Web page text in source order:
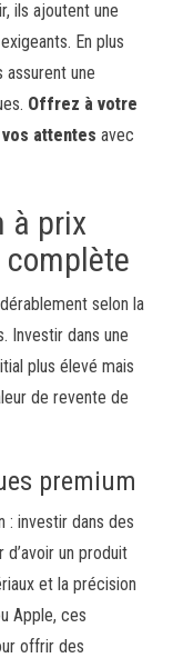
ils ajoutent une
En plus
une
Offrez à votre
attentes avec
à prix
selon la
Investir dans une
plus élevé mais
de revente de
premium
: investir dans des
d’avoir un produit
et la précision
Apple, ces
offrir des